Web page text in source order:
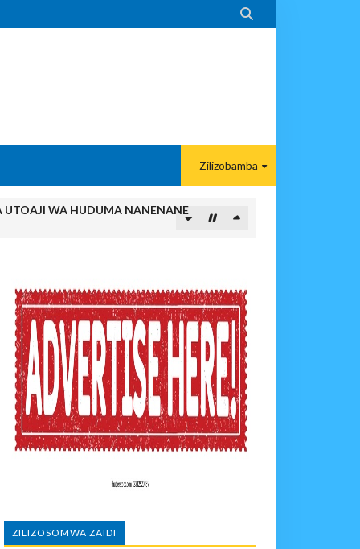

Zilizobamba
NA UWEKEZAJI.
Ya Mvuto Ilipomleta Mzungu Aliyenipenda Kwa Dhati Na
Wasichana Tupu, Mpaka Tiba Ya Kienyeji Ilipofungua Baraka Ya
AFRIKA
USALAMA
NANE
ZILIZOSOMWA ZAIDI